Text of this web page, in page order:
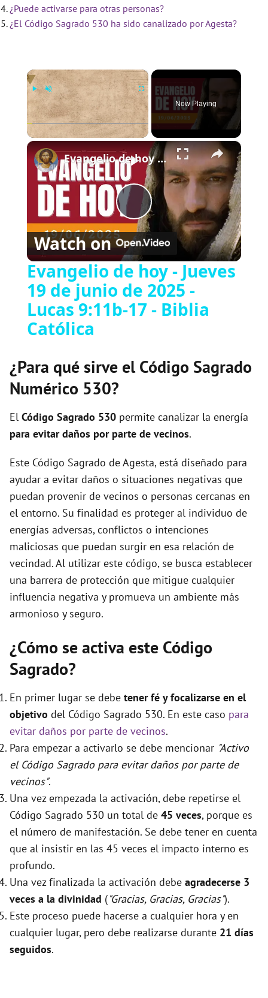
¿Puede activarse para otras personas?
¿El Código Sagrado 530 ha sido canalizado por Agesta?
×
Fullscreen
Now Playing
×
Play
Video
Evangelio de hoy - Jueves 19 de junio de 2025 - Lucas 9:11b-17 - Biblia Católica
Watch on
Evangelio de hoy - Jueves
19 de junio de 2025 -
Lucas 9:11b-17 - Biblia
Católica
¿Para qué sirve el Código Sagrado
Numérico 530?
El Código Sagrado 530 permite canalizar la energía
para evitar daños por parte de vecinos.
Este Código Sagrado de Agesta, está diseñado para
ayudar a evitar daños o situaciones negativas que
puedan provenir de vecinos o personas cercanas en
el entorno. Su finalidad es proteger al individuo de
energías adversas, conflictos o intenciones
maliciosas que puedan surgir en esa relación de
vecindad. Al utilizar este código, se busca establecer
una barrera de protección que mitigue cualquier
influencia negativa y promueva un ambiente más
armonioso y seguro.
¿Cómo se activa este Código
Sagrado?
En primer lugar se debe tener fé y focalizarse en el
objetivo del Código Sagrado 530. En este caso para
evitar daños por parte de vecinos.
Para empezar a activarlo se debe mencionar "Activo
el Código Sagrado para evitar daños por parte de
vecinos".
Una vez empezada la activación, debe repetirse el
Código Sagrado 530 un total de 45 veces, porque es
el número de manifestación. Se debe tener en cuenta
que al insistir en las 45 veces el impacto interno es
profundo.
Una vez finalizada la activación debe agradecerse 3
veces a la divinidad ("Gracias, Gracias, Gracias").
Este proceso puede hacerse a cualquier hora y en
cualquier lugar, pero debe realizarse durante 21 días
seguidos.